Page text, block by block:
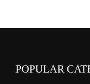
POPULAR